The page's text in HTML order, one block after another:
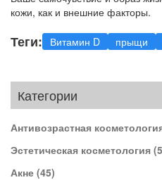
кожи, как и внешние факторы.
Теги: Витамин D прыщи
Категории
Антивозрастная
Эстетическая косметология
Акне (45)